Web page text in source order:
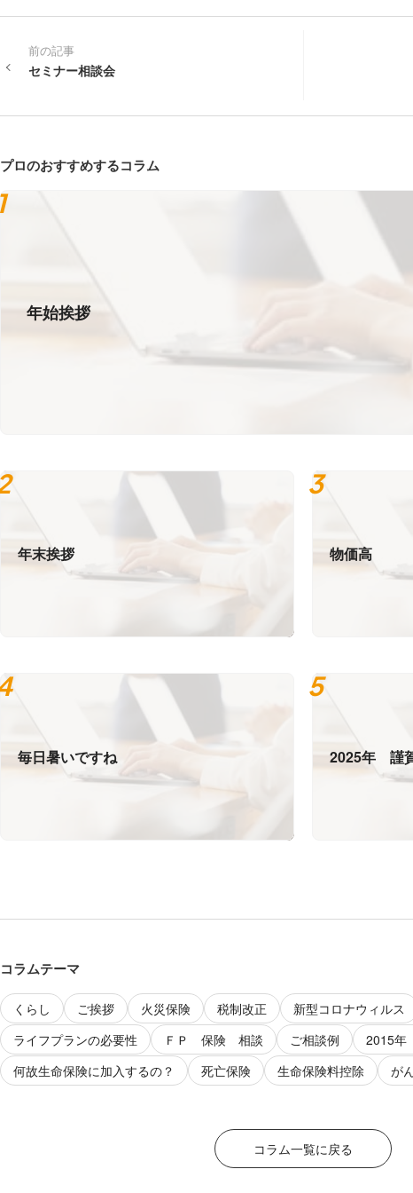
前の記事
セミナー相談会
プロのおすすめするコラム
年始挨拶
年末挨拶 物価高
毎日暑いですね 2025年 謹
コラムテーマ
くらし ご挨拶 火災保険 税制改正 新型コロナウィルス
ライフプランの必要性
ＦＰ 保険 相談 ご相談例
2015
何故生命保険に加入するの？
死亡保険 生命保険料控除 が
コラム一覧に戻る